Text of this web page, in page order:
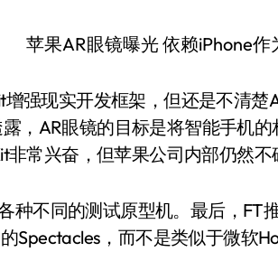
强现实开发框架，但还是不清
，AR眼镜的目标是将智能手机的
常兴奋，但苹果公司内部仍然不
种不同的测试原型机。最后，FT
Spectacles，而不是类似于微软